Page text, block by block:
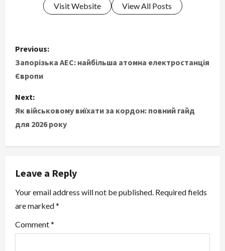
Visit Website View All Posts
P
o
t
n
a
v
i
g
a
Previous:
Запорізька АЕС: найбільша атомна електростанція
Європи
Next:
Як військовому виїхати за кордон: повний гайд
для 2026 року
Leave a Reply
Your email address will not be published. Required fields
are marked*
Comment*